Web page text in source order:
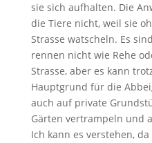
sie sich aufhalten. Die
die Tiere nicht, weil sie
Strasse watscheln. Es
rennen nicht wie Rehe
Strasse, aber es kann
Hauptgrund für die
auch auf private
Gärten vertrampeln und
Ich kann es verstehen,